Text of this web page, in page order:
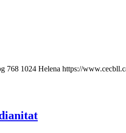
768 1024 Helena https://